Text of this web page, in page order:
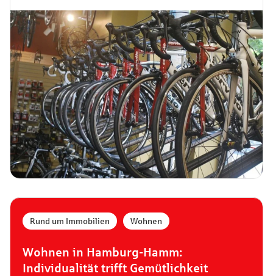
Wohnen in Hamburg-Hamm:
Individualität trifft Gemütlichkeit
Rund um Immobilien Wohnen